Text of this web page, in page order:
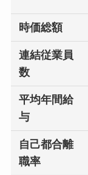
時価総額
連結従業員
数
平均年間給
与
自己都合離
職率